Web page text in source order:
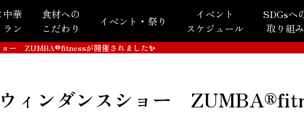
華
ラン
食材への
こだわり
イベント・祭り
イベント
スケジュール
SDGsへ
取り組み
ョー ZUMBA®️fitnessが開催されました✨
ウィンダンスショー